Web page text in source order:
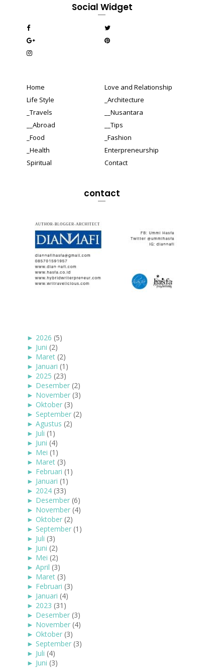
Social Widget
Home
Love and Relationship
Life Style
_Architecture
_Travels
__Nusantara
__Abroad
__Tips
_Food
_Fashion
_Health
Enterpreneurship
Spiritual
Contact
contact
► 2026 (5)
► Juni (2)
► Maret (2)
► Januari (1)
► 2025 (23)
► Desember (2)
► November (3)
► Oktober (3)
► September (2)
► Agustus (2)
► Juli (1)
► Juni (4)
► Mei (1)
► Maret (3)
► Februari (1)
► Januari (1)
► 2024 (33)
► Desember (6)
► November (4)
► Oktober (2)
► September (1)
► Juli (3)
► Juni (2)
► Mei (2)
► April (3)
► Maret (3)
► Februari (3)
► Januari (4)
► 2023 (31)
► Desember (3)
► November (4)
► Oktober (3)
► September (3)
► Juli (4)
► Juni (3)